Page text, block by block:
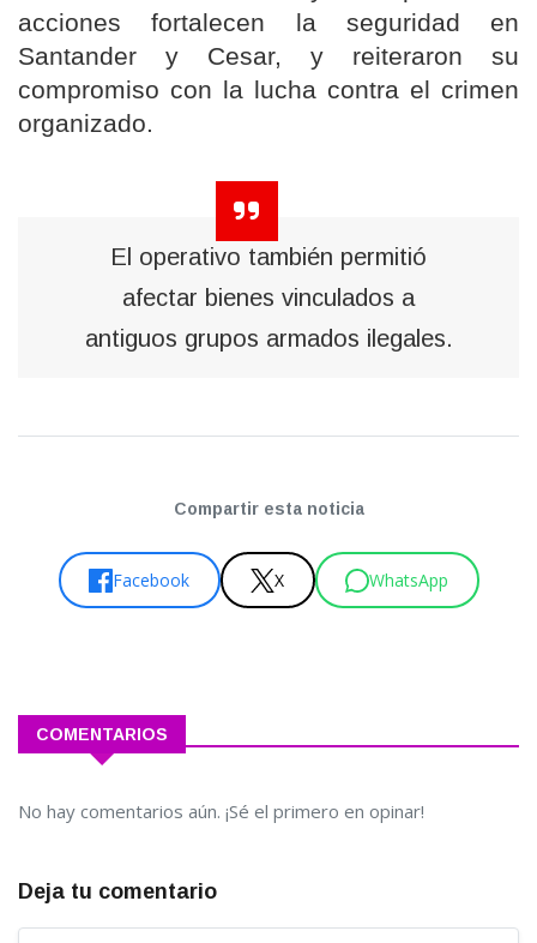
acciones fortalecen la seguridad en
Santander y Cesar, y reiteraron su
compromiso con la lucha contra el crimen
organizado.
El operativo también permitió
afectar bienes vinculados a
antiguos grupos armados ilegales.
Compartir esta noticia
Facebook X WhatsApp
COMENTARIOS
No hay comentarios aún. ¡Sé el primero en opinar!
Deja tu comentario